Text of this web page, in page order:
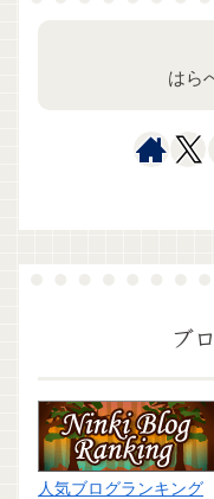
はら
ブ
人気ブログランキング